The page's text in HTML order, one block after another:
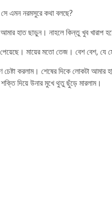
এমন নরমসুরে কথা বলছে?
হাত ছাড়ুন। নাহলে কিন্তু খুব খারাপ
মায়ের মতো তেজ। বেশ বেশ, যে
করলাম। শেষের দিকে লোকটা
দিয়ে উনার মুখে থুতু ছুঁড়ে মারলাম।